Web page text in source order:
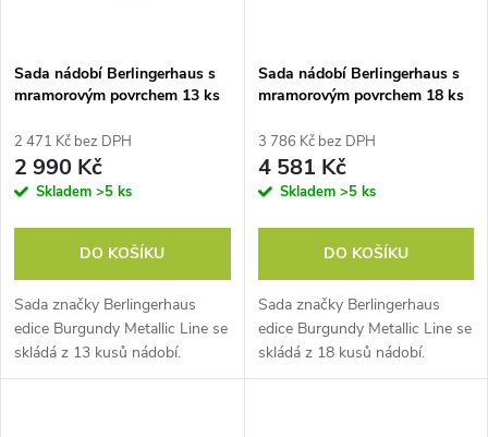
Sada nádobí Berlingerhaus s
mramorovým povrchem 13 ks
2 471 Kč bez DPH
2 990 Kč
Skladem >5 ks
DO KOŠÍKU
Sada značky Berlingerhaus
edice Burgundy Metallic Line se
skládá z 13 kusů nádobí.
3vrstvý mramorový povrch,
Sada nádobí Berlingerhaus s
mramorovým povrchem 18 ks
3 786 Kč bez DPH
4 581 Kč
Skladem >5 ks
DO KOŠÍKU
Sada značky Berlingerhaus
edice Burgundy Metallic Line se
skládá z 18 kusů nádobí.
3vrstvý mramorový povrch,